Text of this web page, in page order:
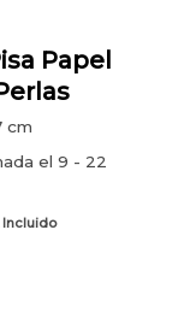
Papel
cm
el 9 - 22
Incluido